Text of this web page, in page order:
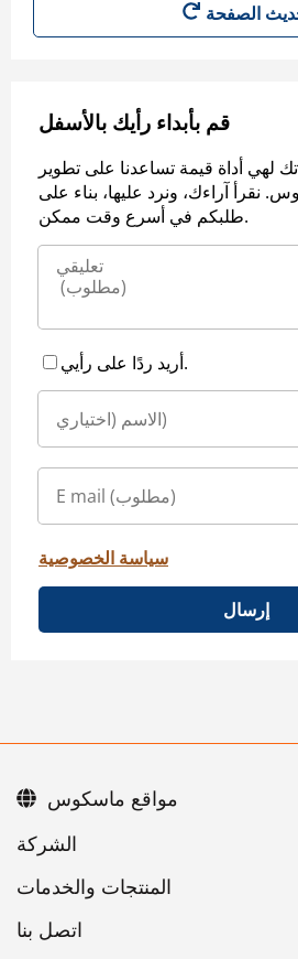
قم بأبداء رأيك بالأسفل
لهي أداة قيمة تساعدنا على تطوير
آراءك، ونرد عليها، بناء على
طلبكم في أسرع وقت ممكن.
أريد ردًا على رأيي.
سياسة الخصوصية
إرسال
اتصل بنا
مواقع ماسكوس